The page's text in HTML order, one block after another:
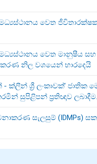
වෙත
වෙත මානුෂීය
නිල වශයෙන් භාරදෙයි
ක්ලීන් ශ්‍රී ලංකාවක්’ ජාතික
සුපිළිපන් ප්‍රතිඥාව ලබාදීම.
සැලසුම් (IDMPs)